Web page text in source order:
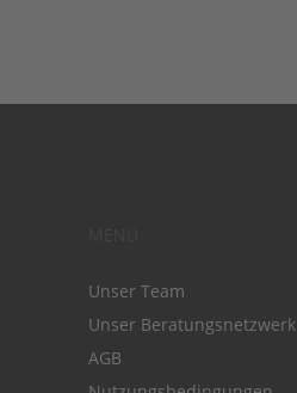
Unser Team
Unser Beratungsnetzwerk
AGB